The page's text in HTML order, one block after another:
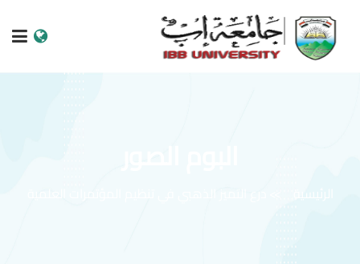
الكليات والمراكز
الرئيسية